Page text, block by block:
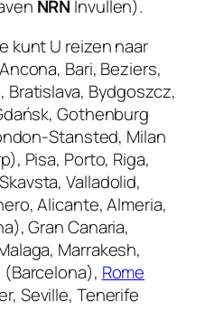
NRN Invullen).
kunt U reizen naar
Bari, Beziers,
Bratislava, Bydgoszcz,
Gothenburg
Stansted, Milan
Pisa, Porto, Riga,
Valladolid,
Alicante, Almeria,
Gran Canaria,
Marrakesh,
(Barcelona), Rome
Seville, Tenerife